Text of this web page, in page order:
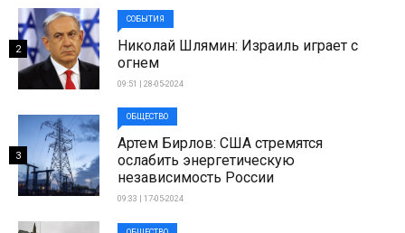
СОБЫТИЯ
Николай Шлямин: Израиль играет с
огнем
09:51 | 28-05-2024
2
ОБЩЕСТВО
Артем Бирлов: США стремятся
ослабить энергетическую
независимость России
09:33 | 17-05-2024
3